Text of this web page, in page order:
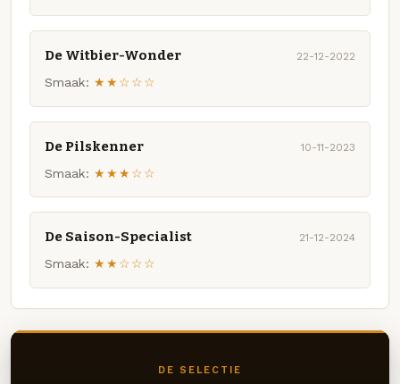
De Witbier-Wonder 22-12-2022
Smaak: ★★☆☆☆
De Pilskenner 10-11-2023
Smaak: ★★★☆☆
De Saison-Specialist 21-12-2024
Smaak: ★★☆☆☆
DE SELECTIE